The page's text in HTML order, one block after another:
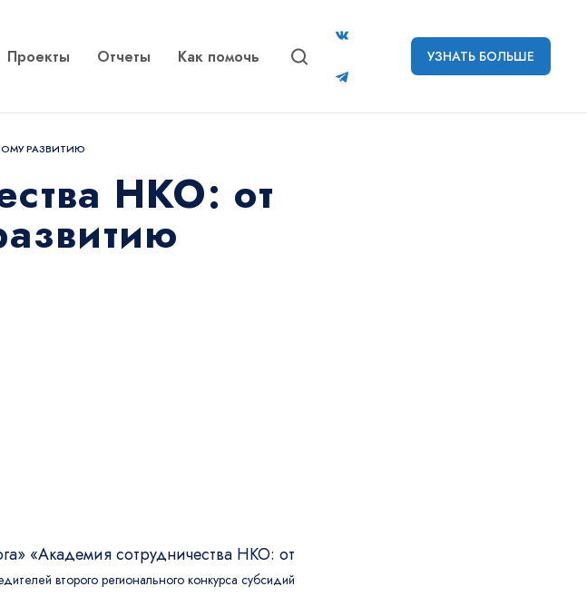
Проекты Отчеты Как помочь УЗНАТЬ БОЛЬШЕ
РАЗВИТИЮ
НКО: от
«Академия сотрудничества НКО: от
лей второго регионального конкурса субсидий